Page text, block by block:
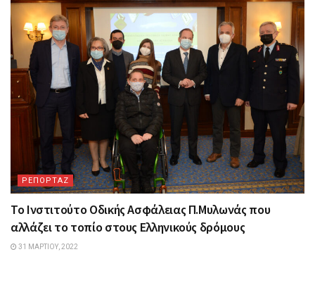
ΡΕΠΟΡΤΑΖ
Το Ινστιτούτο Οδικής Ασφάλειας Π.Μυλωνάς που
αλλάζει το τοπίο στους Ελληνικούς δρόμους
31 ΜΑΡΤΊΟΥ, 2022